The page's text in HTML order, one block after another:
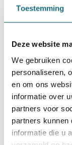
Toestemming
Deze website
We gebruiken
personaliseren,
en om ons
informatie over
partners voor
partners kunnen
informatie die u
Sistec SK
Incl. BTW